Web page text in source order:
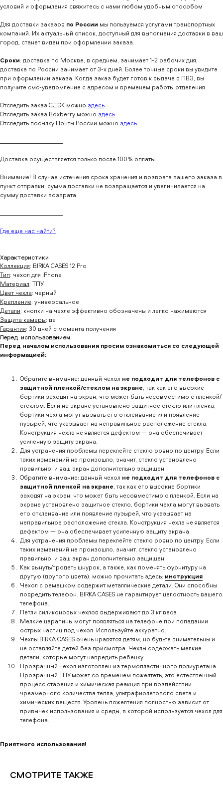
условий и оформления свяжитесь с нами любом удобным способом
Для доставки заказов по России мы пользуемся услугами транспортных
компаний. Их актуальный список, доступный для выполнения доставки в ваш
город, станет виден при оформлении заказа.
Сроки: доставка по Москве, в среднем, занимает 1-2 рабочих дня;
доставка по России занимает от 3-х дней. Более точные сроки вы увидите
при оформлении заказа. Когда заказ будет готов к выдаче в ПВЗ, вы
получите смс-уведомление с адресом и временем работы отделения.
Отследить заказ СДЭК можно здесь
Отследить заказ Boxberry можно здесь
Отследить посылку Почты России можно здесь
Доставка осуществляется только после 100% оплаты.
Внимание! В случае истечения срока хранения и возврата вашего заказа в
пункт отправки, сумма доставки не возвращается и увеличивается на
сумму доставки возврата.
Где еще нас найти?
Характеристики
Коллекция: BIRKA CASES 12 Pro
Тип: чехол для iPhone
Материал: ТПУ
Цвет чехла: черный
Крепление: универсальное
Детали: кнопки на чехле эффективно обозначены и легко нажимаются
Защита камеры: да
Гарантия: 30 дней с момента получения
Перед использованием
Перед началом использования просим ознакомиться со следующей
информацией:
Обратите внимание: данный чехол не подходит для телефонов с
защитной пленкой/стеклом на экране, так как его высокие
бортики заходят на экран, что может быть несовместимо с пленкой/
стеклом. Если на экране установлено защитное стекло или пленка,
бортики чехла могут вызвать его отклеивание или появление
пузырей, что указывает на неправильное расположение стекла.
Конструкция чехла не является дефектом — она обеспечивает
усиленную защиту экрана.
Для устранения проблемы переклейте стекло ровно по центру. Если
таких изменений не произошло, значит, стекло установлено
правильно, и ваш экран дополнительно защищен.
Обратите внимание: данный чехол не подходит для телефонов с
защитной пленкой на экране, так как его высокие бортики
заходят на экран, что может быть несовместимо с пленкой. Если на
экране установлено защитное стекло, бортики чехла могут вызвать
его отклеивание или появление пузырей, что указывает на
неправильное расположение стекла. Конструкция чехла не является
дефектом — она обеспечивает усиленную защиту экрана.
Для устранения проблемы переклейте стекло ровно по центру. Если
таких изменений не произошло, значит, стекло установлено
правильно, и ваш экран дополнительно защищен.
Как вынуть/продеть шнурок, а также, как поменять фурнитуру на
другую (другого цвета), можно прочитать здесь: инструкция
Чехол с ремешком содержит металлические детали. Они способны
повредить телефон. BIRKA CASES не гарантирует целостность вашего
телефона.
Петли силиконовых чехлов выдерживают до 3 кг веса.
Мелкие царапины могут появляться на телефоне при попадании
острых частиц под чехол. Используйте аккуратно.
Чехлы BIRKA CASES очень нравятся детям, но будьте внимательны и
не оставляйте детей без присмотра. Чехлы содержать мелкие
детали, которые могут навредить ребёнку.
Прозрачный чехол изготовлен из термопластичного полиуретана.
Прозрачный ТПУ может со временем пожелтеть, это естественный
процесс старения и химическая реакция при воздействии
чрезмерного количества тепла, ультрафиолетового света и
химических веществ. Уровень пожелтения полностью зависит от
привычек использования и среды, в которой используется чехол для
телефона.
Приятного использования!
СМОТРИТЕ ТАКЖЕ